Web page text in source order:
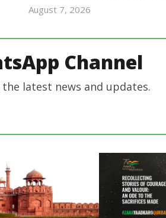
August 7, 2026
Channel
latest news and updates.